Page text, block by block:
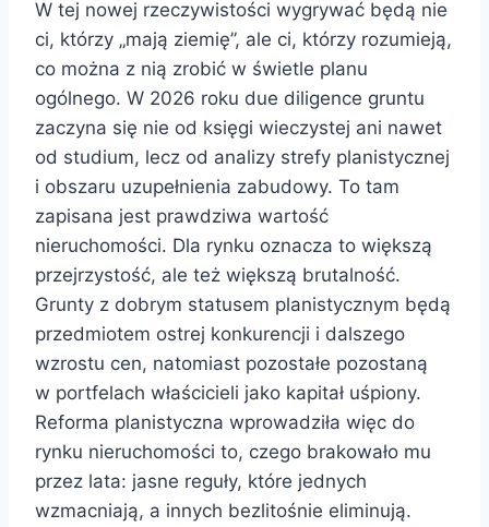
W tej nowej rzeczywistości wygrywać będą nie
ci, którzy „mają ziemię”, ale ci, którzy rozumieją,
co można z nią zrobić w świetle planu
ogólnego. W 2026 roku due diligence gruntu
zaczyna się nie od księgi wieczystej ani nawet
od studium, lecz od analizy strefy planistycznej
i obszaru uzupełnienia zabudowy. To tam
zapisana jest prawdziwa wartość
nieruchomości. Dla rynku oznacza to większą
przejrzystość, ale też większą brutalność.
Grunty z dobrym statusem planistycznym będą
przedmiotem ostrej konkurencji i dalszego
wzrostu cen, natomiast pozostałe pozostaną
w portfelach właścicieli jako kapitał uśpiony.
Reforma planistyczna wprowadziła więc do
rynku nieruchomości to, czego brakowało mu
przez lata: jasne reguły, które jednych
wzmacniają, a innych bezlitośnie eliminują.